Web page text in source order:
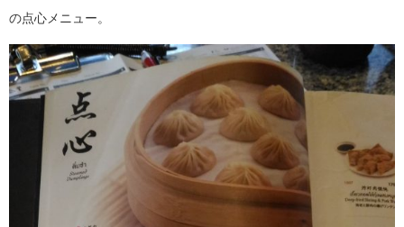
の点心メニュー。